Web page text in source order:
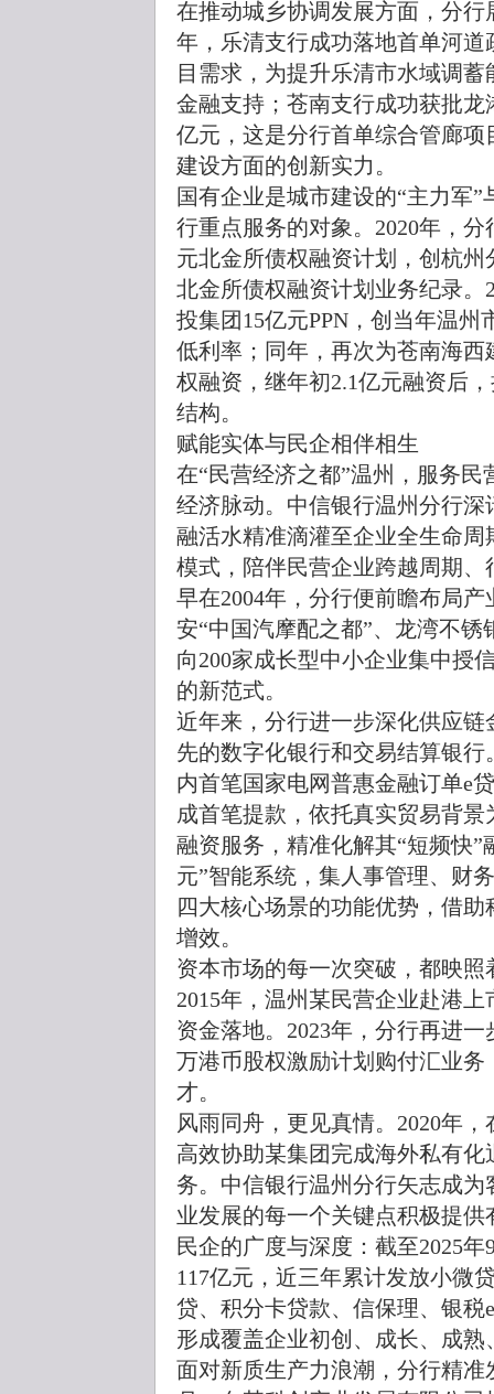
在推动城乡协调发展方面，分行
年，乐清支行成功落地首单河
目需求，为提升乐清市水域调
金融支持；苍南支行成功获批
亿元，这是分行首单综合管廊
建设方面的创新实力。
国有企业是城市建设的“主力军
行重点服务的对象。2020年，
元北金所债权融资计划，创杭
北金所债权融资计划业务纪录。
投集团15亿元PPN，创当年温
低利率；同年，再次为苍南海西
权融资，继年初2.1亿元融资后
结构。
赋能实体与民企相伴相生
在“民营经济之都”温州，服务
经济脉动。中信银行温州分行
融活水精准滴灌至企业全生命
模式，陪伴民营企业跨越周期、
早在2004年，分行便前瞻布局
安“中国汽摩配之都”、龙湾不
向200家成长型中小企业集中授
的新范式。
近年来，分行进一步深化供应
先的数字化银行和交易结算银行
内首笔国家电网普惠金融订单e
成首笔提款，依托真实贸易背
融资服务，精准化解其“短频快
元”智能系统，集人事管理、财
四大核心场景的功能优势，借
增效。
资本市场的每一次突破，都映
2015年，温州某民营企业赴港
资金落地。2023年，分行再进
万港币股权激励计划购付汇业
才。
风雨同舟，更见真情。2020年
高效协助某集团完成海外私有
务。中信银行温州分行矢志成
业发展的每一个关键点积极提
民企的广度与深度：截至2025
117亿元，近三年累计发放小微
贷、积分卡贷款、信保理、银
形成覆盖企业初创、成长、成
面对新质生产力浪潮，分行精